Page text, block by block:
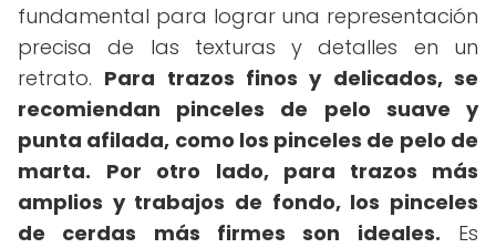
fundamental para lograr una representación
precisa de las texturas y detalles en un
retrato. Para trazos finos y delicados, se
recomiendan pinceles de pelo suave y
punta afilada, como los pinceles de pelo de
marta.
Por otro lado, para trazos más
amplios y trabajos de fondo, los pinceles
de cerdas más firmes son ideales. Es